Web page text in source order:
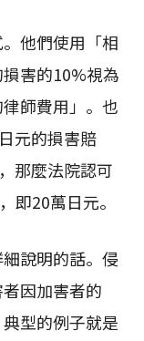
他們使用「相
害的10%視為
師費用」。也
元的損害賠
那麼法院認可
即20萬日元。
說明的話。侵
因加害者的
型的例子就是